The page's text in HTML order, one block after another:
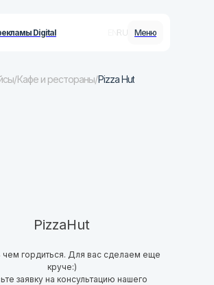
Digital RU Меню
/Кафе и рестораны/Pizza Hut
чем гордиться. Для вас сделаем еще
круче:)
заявку на консультацию нашего
PizzaHut